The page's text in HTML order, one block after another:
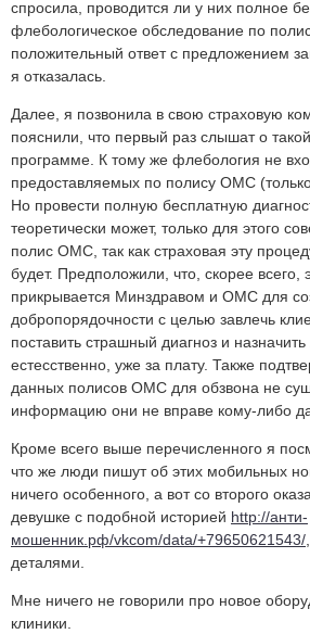
спросила, проводится ли у них полное
флебологическое обследование по
положительный ответ с предложением
я отказалась.
Далее, я позвонила в свою страховую
пояснили, что первый раз слышат о
программе. К тому же флебология не
предоставляемых по полису ОМС (только
Но провести полную бесплатную
теоретически может, только для этого
полис ОМС, так как страховая эту
будет. Предположили, что, скорее всего,
прикрывается Минздравом и ОМС для
добропорядочности с целью завлечь
поставить страшный диагноз и назначить
естесственно, уже за плату. Также
данных полисов ОМС для обзвона не
информацию они не вправе кому-либо
Кроме всего выше перечисленного я
что же люди пишут об этих мобильных
ничего особенного, а вот со второго
девушке с подобной историей http://анти-
мошенник.рф/vkcom/data/+79650621543/
деталями.
Мне ничего не говорили про новое
клиники.